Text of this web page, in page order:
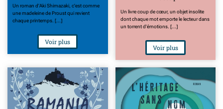
Un roman d'Aki Shimazaki, c'est comme
une madeleine de Proust qui revient
chaque printemps. [...]
Voir plus
Un livre coup de cœur, un objet insolite
dont chaque mot emporte le lecteur dans
un torrent d’émotions. [...]
Voir plus